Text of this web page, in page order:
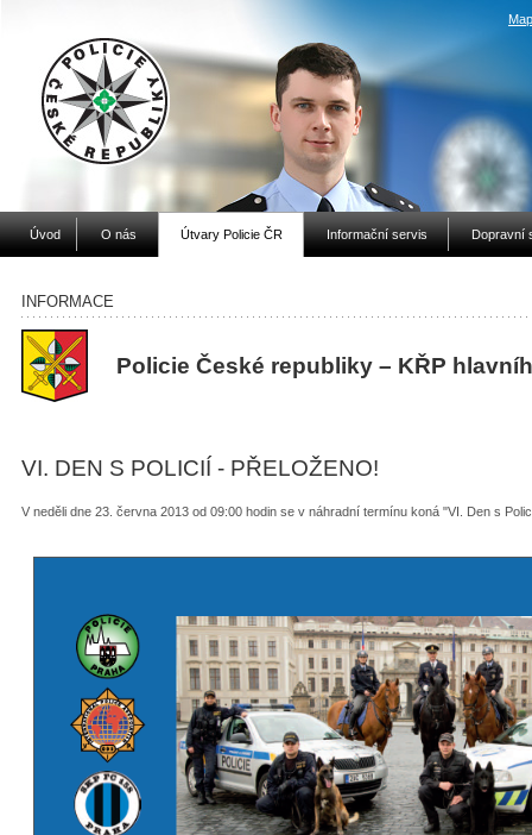
Úvod O nás Útvary Policie ČR Informační servis Dopravní
INFORMACE
Policie České republiky – KŘP
VI. DEN S POLICIÍ - PŘELOŽENO!
V neděli dne 23. června 2013 od 09:00 hodin se v náhradní termínu koná "VI. Den s